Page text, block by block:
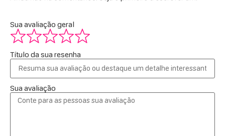
Sua avaliação geral
Título da sua resenha
Sua avaliação